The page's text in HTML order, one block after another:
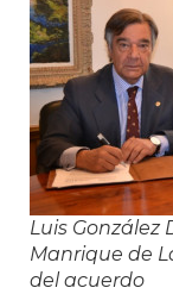
Luis González
Manrique de
del acuerdo